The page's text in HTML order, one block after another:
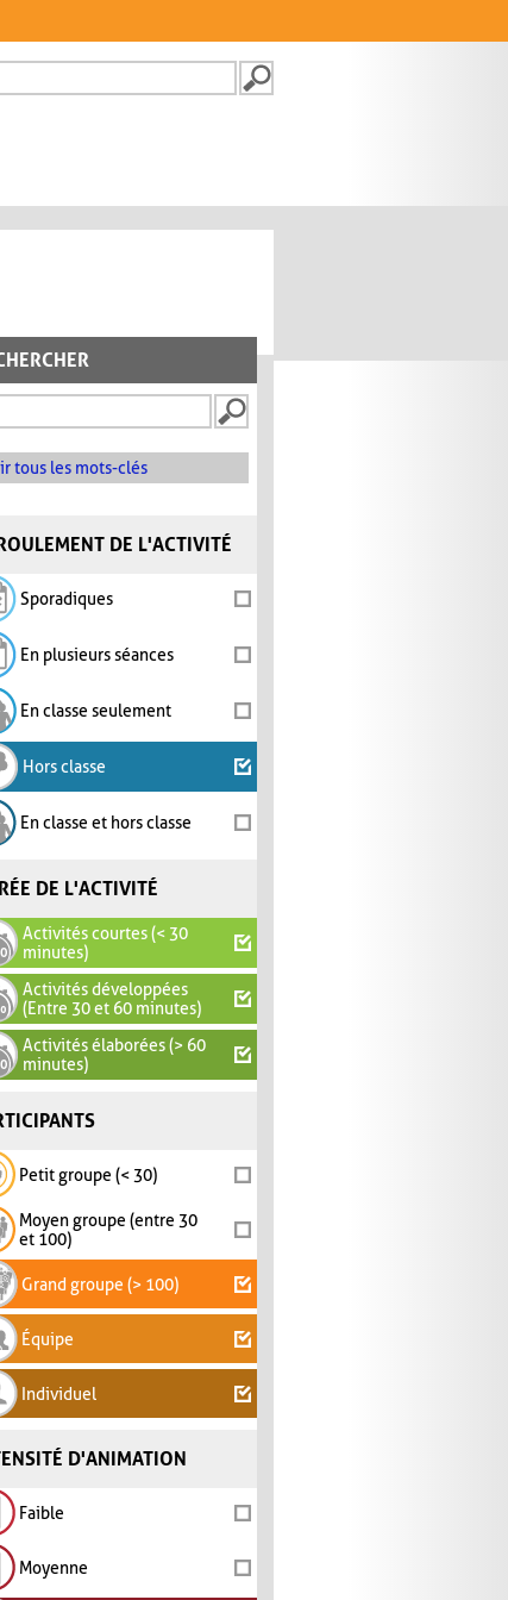
DE
tous les mots-clés
DE L'ACTIVITÉ
Sporadiques
En plusieurs séances
En classe seulement
Hors classe
En classe et hors classe
DE L'ACTIVITÉ
Activités courtes (< 30
minutes)
Activités développées
(Entre 30 et 60 minutes)
Activités élaborées (> 60
minutes)
Petit groupe (< 30)
Moyen groupe (entre 30
et 100)
Grand groupe (> 100)
Équipe
Individuel
D'ANIMATION
Faible
Moyenne